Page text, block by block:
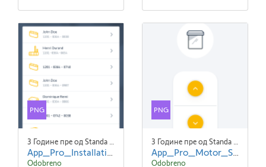
PNG
3 Године пре од Standa Blaha
App_Pro_Installations_EN-screen1.png
Odobreno
PNG
3 Године пре од Standa Blaha
App_Pro_Motor_Settings_EN_screen2.png
Odobreno